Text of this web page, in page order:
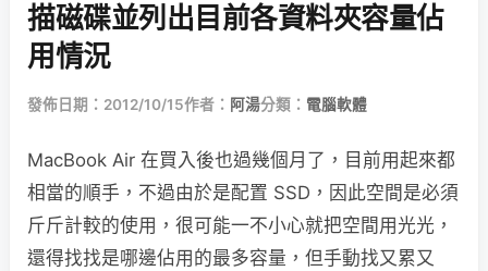
描磁碟並列出目前各資料夾容量佔
用情況
發佈日期：2012/10/15作者： 阿湯分類： 電腦軟體
MacBook Air 在買入後也過幾個月了，目前用起來都
相當的順手，不過由於是配置 SSD，因此空間是必須
斤斤計較的使用，很可能一不小心就把空間用光光，
還得找找是哪邊佔用的最多容量，但手動找又累又